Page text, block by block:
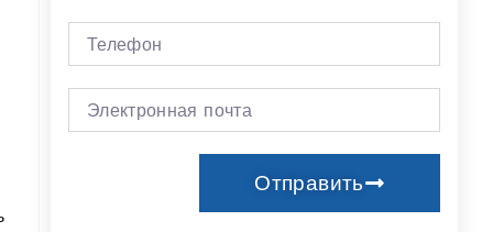
Отправить